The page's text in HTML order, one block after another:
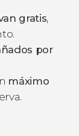
gratis,
por
máximo